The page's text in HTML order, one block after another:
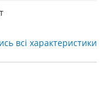
всі характеристики